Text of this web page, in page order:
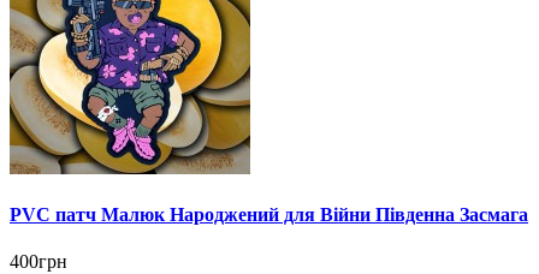
PVC патч Малюк Народжений для Війни Південна Засмага
400грн